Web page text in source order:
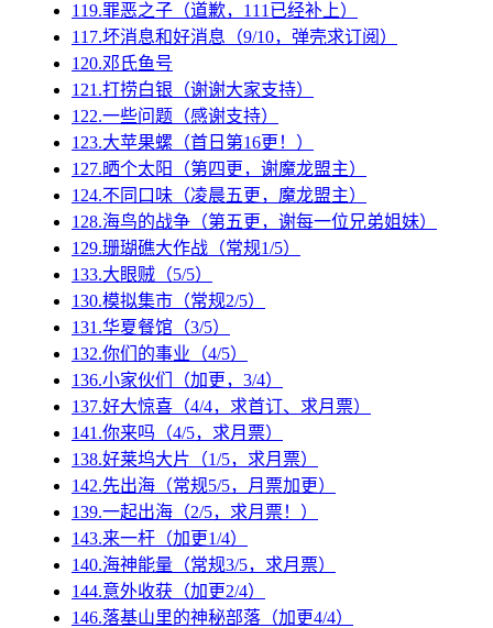
119.罪恶之子（道歉，111已经补上）
117.坏消息和好消息（9/10，弹壳求订阅）
120.邓氏鱼号
121.打捞白银（谢谢大家支持）
122.一些问题（感谢支持）
123.大苹果螺（首日第16更！）
127.晒个太阳（第四更，谢魔龙盟主）
124.不同口味（凌晨五更，魔龙盟主）
128.海鸟的战争（第五更，谢每一位兄弟姐妹）
129.珊瑚礁大作战（常规1/5）
133.大眼贼（5/5）
130.模拟集市（常规2/5）
131.华夏餐馆（3/5）
132.你们的事业（4/5）
136.小家伙们（加更，3/4）
137.好大惊喜（4/4，求首订、求月票）
141.你来吗（4/5，求月票）
138.好莱坞大片（1/5，求月票）
142.先出海（常规5/5，月票加更）
139.一起出海（2/5，求月票！）
143.来一杆（加更1/4）
140.海神能量（常规3/5，求月票）
144.意外收获（加更2/4）
146.落基山里的神秘部落（加更4/4）